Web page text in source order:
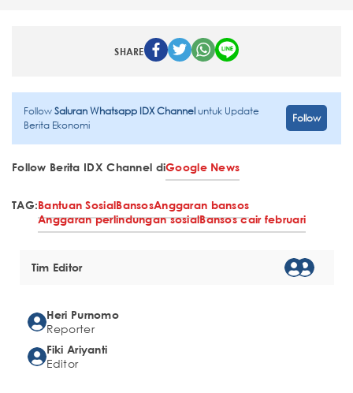
SHARE
FollowSaluran Whatsapp IDX Channeluntuk Update
Berita Ekonomi
Follow
Follow Berita IDX Channel diGoogle News
TAG:Bantuan SosialBansosAnggaran bansos
Anggaran perlindungan sosialBansos cair februari
Tim Editor
Heri Purnomo
Reporter
Fiki Ariyanti
Editor